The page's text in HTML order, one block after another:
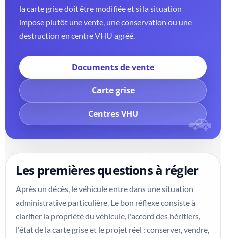
la carte grise doit être modifiée et si la situation
impose plutôt une vente, une conservation ou une
destruction en centre VHU agréé.
Documents de vente
Carte grise
Centres VHU
Les premières questions à régler
Après un décès, le véhicule entre dans une situation
administrative particulière. Le bon réflexe consiste à
clarifier la propriété du véhicule, l'accord des héritiers,
l'état de la carte grise et le projet réel : conserver, vendre,